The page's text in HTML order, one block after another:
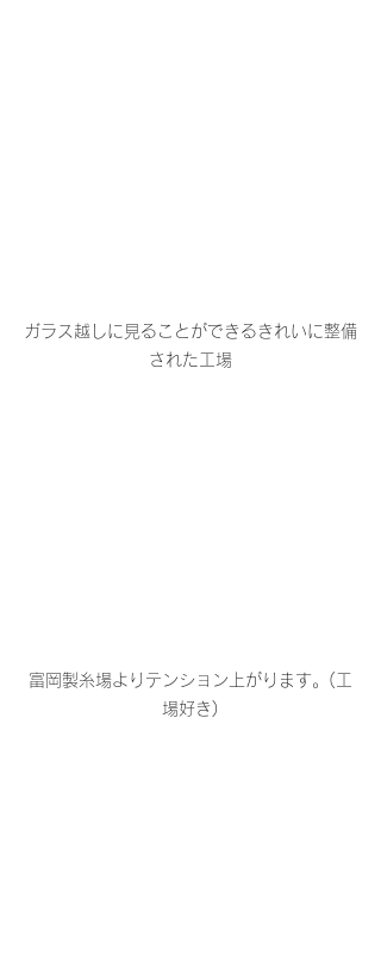
ガラス越しに見ることができるきれいに整備
された工場
富岡製糸場よりテンション上がります。(工
場好き)